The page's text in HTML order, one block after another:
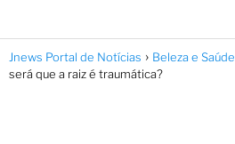
Jnews Portal de Notícias Beleza e Saúde
será que a raiz é traumática?